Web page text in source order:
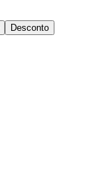
Desconto